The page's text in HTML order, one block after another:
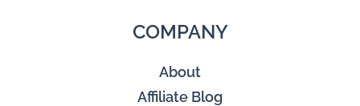
COMPANY
About
Affiliate Blog